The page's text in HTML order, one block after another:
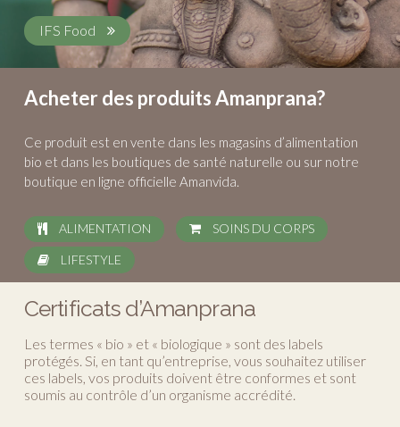
IFS Food
Acheter des produits Amanprana?
Ce produit est en vente dans les magasins d’alimentation
bio et dans les boutiques de santé naturelle ou sur notre
boutique en ligne officielle Amanvida.
ALIMENTATION SOINS DU CORPS
LIFESTYLE
Certificats d’Amanprana
Les termes « bio » et « biologique » sont des labels
protégés. Si, en tant qu’entreprise, vous souhaitez utiliser
ces labels, vos produits doivent être conformes et sont
soumis au contrôle d’un organisme accrédité.